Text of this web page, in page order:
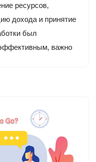
ресурсов,
дохода и принятие
был
важно